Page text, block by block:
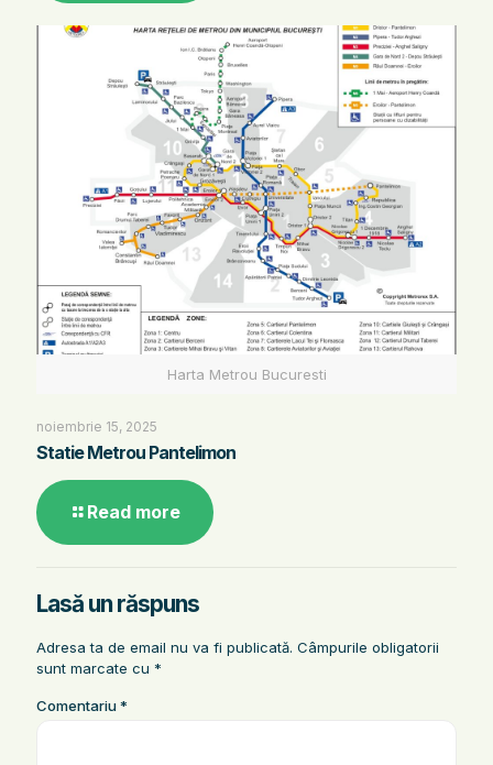
Harta Metrou Bucuresti
noiembrie 15, 2025
Statie Metrou Pantelimon
Read more
Lasă un răspuns
Adresa ta de email nu va fi publicată. Câmpurile obligatorii
sunt marcate cu *
Comentariu*